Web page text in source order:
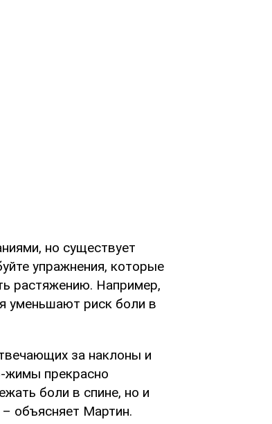
но существует
упражнения, которые
растяжению. Например,
уменьшают риск боли в
за наклоны и
жимы прекрасно
боли в спине, но и
объясняет Мартин.